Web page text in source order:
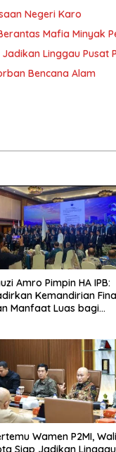
Negeri Karo
Mafia Minyak
Linggau Pusat
Bencana Alam
Amro Pimpin HA IPB:
Kemandirian
Manfaat Luas bagi
Wamen P2MI, Wali
Siap Jadikan Linggau